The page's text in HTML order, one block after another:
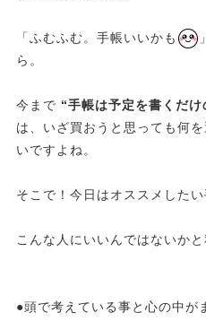
「ふむふむ。手帳いいかも
ら。
今まで “手帳は予定を書くだけ
は、いざ買おうと思っても何
いですよね。
そこで！今日はオススメしたい
こんな人にいいんではないか
●頭で考えている事と心の中が